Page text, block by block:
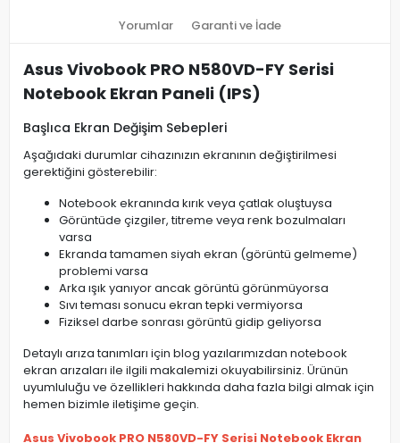
Yorumlar Garanti ve İade
Asus Vivobook PRO N580VD-FY Serisi
Notebook Ekran Paneli (IPS)
Başlıca Ekran Değişim Sebepleri
Aşağıdaki durumlar cihazınızın ekranının değiştirilmesi
gerektiğini gösterebilir:
Notebook ekranında kırık veya çatlak oluştuysa
Görüntüde çizgiler, titreme veya renk bozulmaları
varsa
Ekranda tamamen siyah ekran (görüntü gelmeme)
problemi varsa
Arka ışık yanıyor ancak görüntü görünmüyorsa
Sıvı teması sonucu ekran tepki vermiyorsa
Fiziksel darbe sonrası görüntü gidip geliyorsa
Detaylı arıza tanımları için blog yazılarımızdan notebook
ekran arızaları ile ilgili makalemizi okuyabilirsiniz. Ürünün
uyumluluğu ve özellikleri hakkında daha fazla bilgi almak için
hemen bizimle iletişime geçin.
Asus Vivobook PRO N580VD-FY Serisi Notebook Ekran